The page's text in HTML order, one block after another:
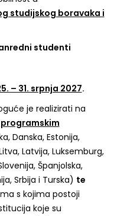
studijskog boravaka i
studenti
– 31. srpnja 2027.
je realizirati na
programskim
Danska, Estonija,
Latvija, Luksemburg,
Španjolska,
Srbija i Turska) te
s kojima postoji
koje su